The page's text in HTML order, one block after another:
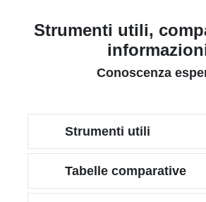
Strumenti utili,
Conoscenza
Strumenti utili
Tabelle comparative